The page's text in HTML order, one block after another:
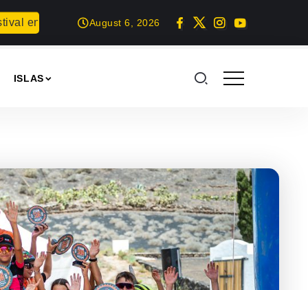
Canaria Proyección del documental: Las horas ciegas
August 6, 2026
ISLAS